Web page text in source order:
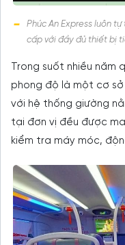
Phúc An Express luôn
cấp với đầy đủ thiết bị
Trong suốt nhiều năm
phong độ là một cơ sở
với hệ thống giường
tại đơn vị đều được
kiểm tra máy móc,